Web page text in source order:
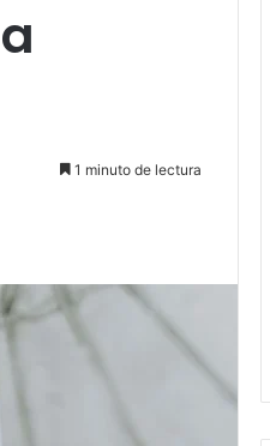
1 minuto de lectura